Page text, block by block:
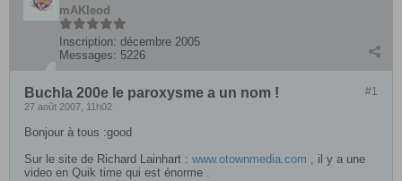
mAKleod
Inscription: décembre 2005
Messages: 5226
#1
Buchla 200e le paroxysme a un nom !
27 août 2007, 11h02
Bonjour à tous :good
Sur le site de Richard Lainhart : www.otownmedia.com , il y a une
video en Quik time qui est énorme .